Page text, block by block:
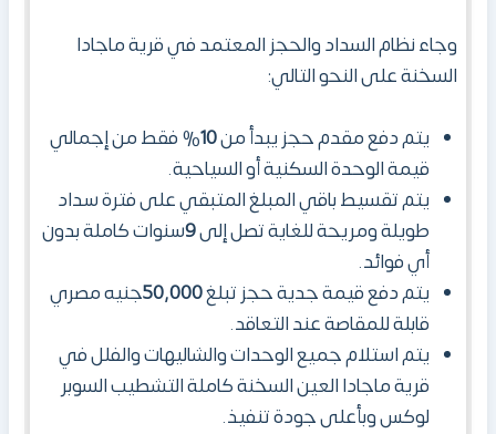
وجاء نظام السداد والحجز المعتمد في قرية ماجادا
السخنة على النحو التالي:
يتم دفع مقدم حجز يبدأ من10% فقط من إجمالي
قيمة الوحدة السكنية أو السياحية.
يتم تقسيط باقي المبلغ المتبقي على فترة سداد
طويلة ومريحة للغاية تصل إلى9سنوات كاملة بدون
أي فوائد.
يتم دفع قيمة جدية حجز تبلغ50,000جنيه مصري
قابلة للمقاصة عند التعاقد.
يتم استلام جميع الوحدات والشاليهات والفلل في
قرية ماجادا العين السخنة كاملة التشطيب السوبر
لوكس وبأعلى جودة تنفيذ.